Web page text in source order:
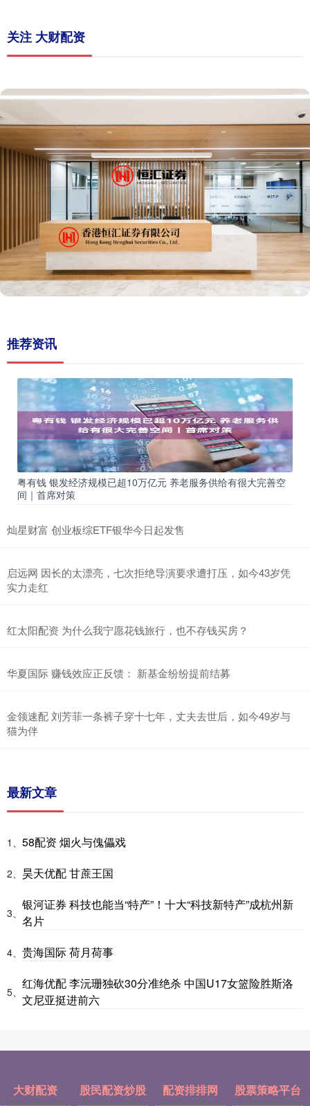
关注 大财配资
推荐资讯
粤有钱 银发经济规模已超10万亿元 养老服务供给有很大完善空
间｜首席对策
灿星财富 创业板综ETF银华今日起发售
启远网 因长的太漂亮，七次拒绝导演要求遭打压，如今43岁凭
实力走红
红太阳配资 为什么我宁愿花钱旅行，也不存钱买房？
华夏国际 赚钱效应正反馈： 新基金纷纷提前结募
金领速配 刘芳菲一条裤子穿十七年，丈夫去世后，如今49岁与
猫为伴
最新文章
1、 58配资 烟火与傀儡戏
2、 昊天优配 甘蔗王国
3、
银河证券 科技也能当“特产”！十大“科技新特产”成杭州新
名片
4、 贵海国际 荷月荷事
5、
红海优配 李沅珊独砍30分准绝杀 中国U17女篮险胜斯洛
文尼亚挺进前六
大财配资 股民配资炒股 配资排排网 股票策略平台